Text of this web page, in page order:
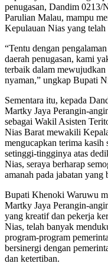
penugasan, Dandim
Parulian Malau, mampu
Kepulauan Nias yang telah
“Tentu dengan
daerah penugasan, kami
terbaik dalam
nyaman,” ungkap Bupati
Sementara itu, kepada
Martky Jaya Perangin-
sebagai Wakil Asisten
Nias Barat mewakili
mengucapkan terima kasih
setinggi-tingginya atas
Nias, seraya berharap
amanah pada jabatan yang
Bupati Khenoki Waruwu
Martky Jaya Perangin-
yang kreatif dan pekerja
Nias, telah banyak
program-program
bersinergi dengan
dan ketertiban.